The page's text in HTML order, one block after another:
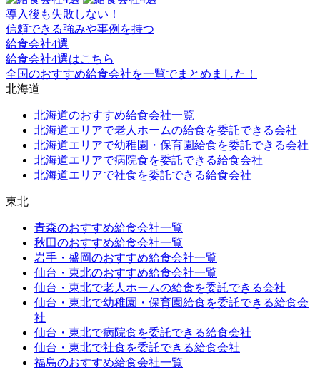
導入後も失敗しない！
信頼できる強みや事例 を持つ
給食会社4選
給食会社4選はこちら
全国のおすすめ給食会社を一覧でまとめました！
北海道
北海道のおすすめ給食会社一覧
北海道エリアで老人ホームの給食を委託できる会社
北海道エリアで幼稚園・保育園給食を委託できる会社
北海道エリアで病院食を委託できる給食会社
北海道エリアで社食を委託できる給食会社
東北
青森のおすすめ給食会社一覧
秋田のおすすめ給食会社一覧
岩手・盛岡のおすすめ給食会社一覧
仙台・東北のおすすめ給食会社一覧
仙台・東北で老人ホームの給食を委託できる会社
仙台・東北で幼稚園・保育園給食を委託できる給食会
社
仙台・東北で病院食を委託できる給食会社
仙台・東北で社食を委託できる給食会社
福島のおすすめ給食会社一覧